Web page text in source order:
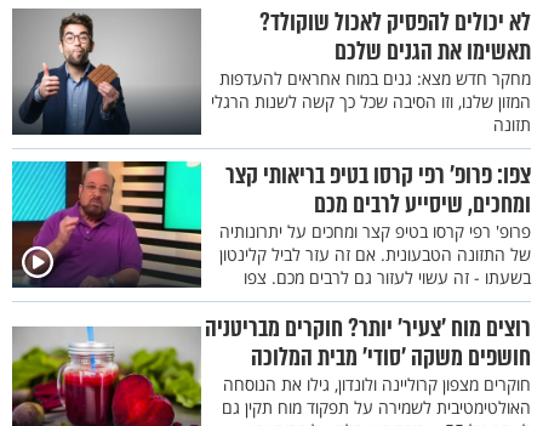
לא יכולים להפסיק לאכול שוקולד?
תאשימו את הגנים שלכם
מחקר חדש מצא: גנים במוח אחראים להעדפות
המזון שלנו, וזו הסיבה שכל כך קשה לשנות הרגלי
תזונה
צפו: פרופ’ רפי קרסו בטיפ בריאותי קצר
ומחכים, שיסייע לרבים מכם
פרופ' רפי קרסו בטיפ קצר ומחכים על יתרונותיה
של התזונה הטבעונית. אם זה עזר לביל קלינטון
בשעתו - זה עשוי לעזור גם לרבים מכם. צפו
רוצים מוח ’צעיר’ יותר? חוקרים מבריטניה
חושפים משקה 'סודי' מבית המלוכה
חוקרים מצפון קרוליינה ולונדון, גילו את הנוסחה
האולטימטיבית לשמירה על תפקוד מוח תקין גם